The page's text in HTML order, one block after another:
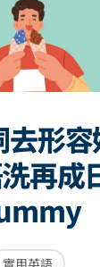
形容
再成
實用英語